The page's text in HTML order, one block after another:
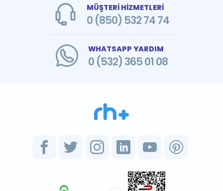
MÜŞTERİ HİZMETLERİ
0 (850) 532 74 74
WHATSAPP YARDIM
0 (532) 365 01 08